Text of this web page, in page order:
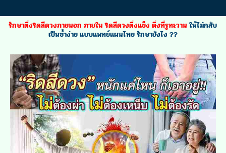
รักษาติ่งริดสีดวงภายนอก ภายใน ริดสีดวงติ่งแข็ง ติ่งที่รูทะวานให้ไม่กลับ
เป็นซ้ำง่าย แบบแพทย์แผนไทย รักษายังไง ??